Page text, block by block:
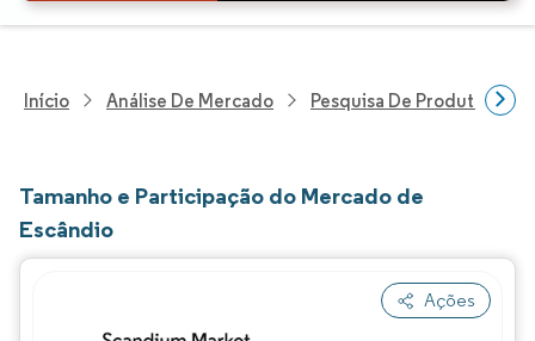
Início Análise De Mercado Pesquisa De Produtos
Tamanho e Participação do Mercado de
Escândio
Ações